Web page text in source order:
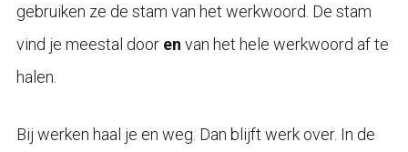
gebruiken ze de stam van het werkwoord. De stam
vind je meestal door en van het hele werkwoord af te
halen.
Bij werken haal je en weg. Dan blijft werk over. In de